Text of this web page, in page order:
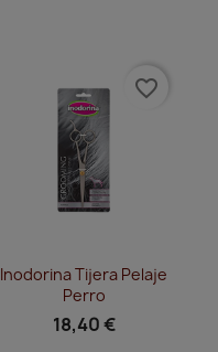
Vista rápida
Inodorina Tijera Pelaje
Perro
18,40 €
favorite_border